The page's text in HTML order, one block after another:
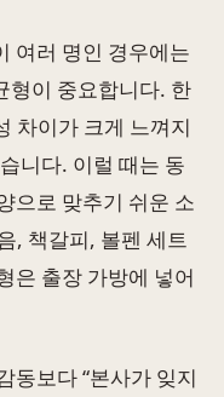
여러 명인 경우에는
형이 중요합니다. 한
차이가 크게 느껴지
니다. 이럴 때는 동
으로 맞추기 쉬운 소
, 책갈피, 볼펜 세트
은 출장 가방에 넣어
동보다 “본사가 잊지